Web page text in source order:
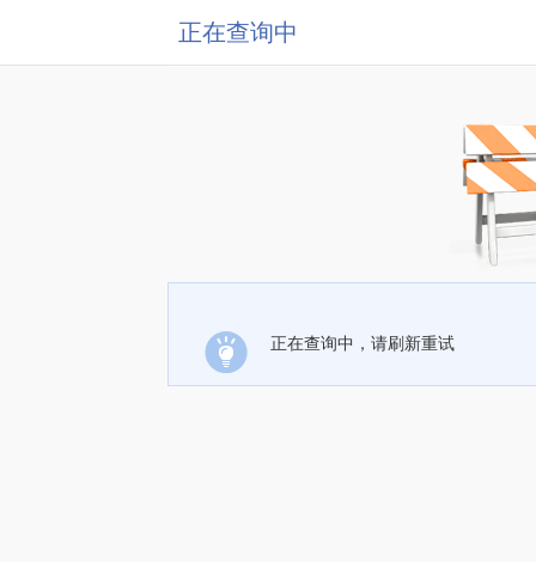
正在查询中
正在查询中，请刷新重试